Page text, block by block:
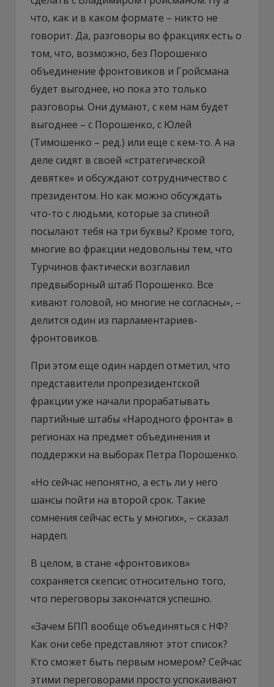
что, как и в каком формате – никто не
говорит. Да, разговоры во фракциях есть о
том, что, возможно, без Порошенко
объединение фронтовиков и Гройсмана
будет выгоднее, но пока это только
разговоры. Они думают, с кем нам будет
выгоднее – с Порошенко, с Юлей
(Тимошенко – ред.) или еще с кем-то. А на
деле сидят в своей «стратегической
девятке» и обсуждают сотрудничество с
президентом. Но как можно обсуждать
что-то с людьми, которые за спиной
посылают тебя на три буквы? Кроме того,
многие во фракции недовольны тем, что
Турчинов фактически возглавил
предвыборный штаб Порошенко. Все
кивают головой, но многие не согласны», –
делится один из парламентариев-
фронтовиков.
При этом еще один нардеп отметил, что
представители пропрезидентской
фракции уже начали прорабатывать
партийные штабы «Народного фронта» в
регионах на предмет объединения и
поддержки на выборах Петра Порошенко.
«Но сейчас непонятно, а есть ли у него
шансы пойти на второй срок. Такие
сомнения сейчас есть у многих», – сказал
нардеп.
В целом, в стане «фронтовиков»
сохраняется скепсис относительно того,
что переговоры закончатся успешно.
«Зачем БПП вообще объединяться с НФ?
Как они себе представляют этот список?
Кто сможет быть первым номером? Сейчас
этими переговорами просто успокаивают